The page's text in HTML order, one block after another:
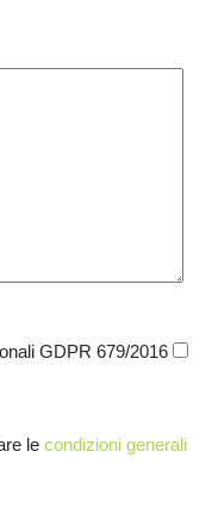
GDPR 679/2016
le condizioni generali